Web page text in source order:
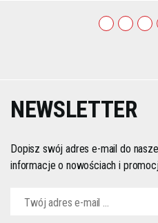
NEWSLETTER
Dopisz swój adres e-mail do
informacje o nowościach i